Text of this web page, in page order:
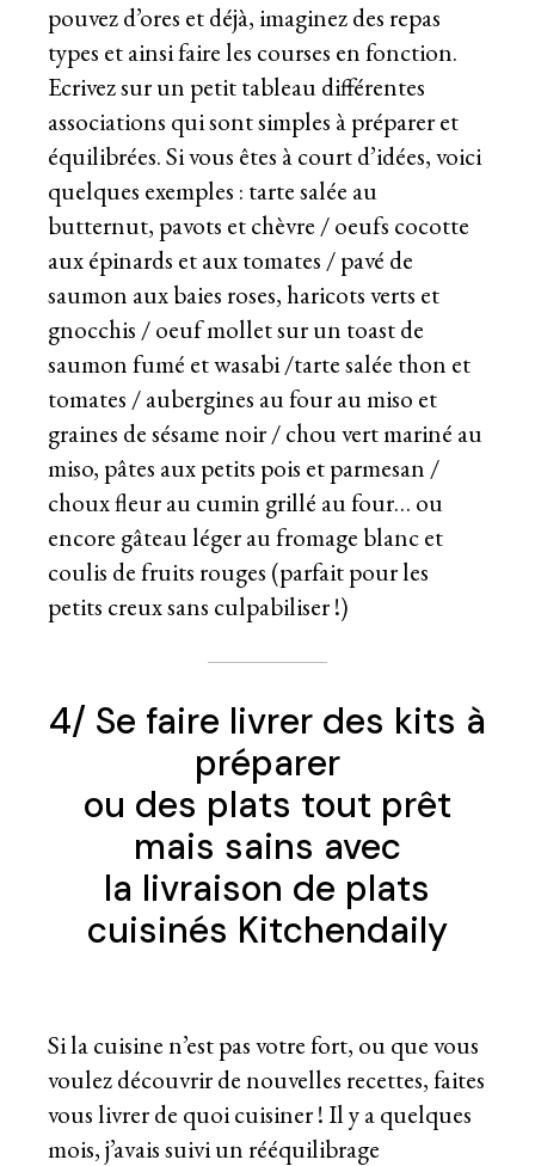
pouvez d’ores et déjà, imaginez des repas
types et ainsi faire les courses en fonction.
Ecrivez sur un petit tableau différentes
associations qui sont simples à préparer et
équilibrées. Si vous êtes à court d’idées, voici
quelques exemples : tarte salée au
butternut, pavots et chèvre / oeufs cocotte
aux épinards et aux tomates / pavé de
saumon aux baies roses, haricots verts et
gnocchis / oeuf mollet sur un toast de
saumon fumé et wasabi /tarte salée thon et
tomates / aubergines au four au miso et
graines de sésame noir / chou vert mariné au
miso, pâtes aux petits pois et parmesan /
choux fleur au cumin grillé au four… ou
encore gâteau léger au fromage blanc et
coulis de fruits rouges (parfait pour les
petits creux sans culpabiliser !)
4/ Se faire livrer des kits à
préparer
ou des plats tout prêt
mais sains avec
la livraison de plats
cuisinés Kitchendaily
Si la cuisine n’est pas votre fort, ou que vous
voulez découvrir de nouvelles recettes, faites
vous livrer de quoi cuisiner ! Il y a quelques
mois, j’avais suivi unrééquilibrage